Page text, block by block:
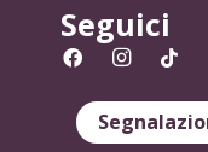
Seguici